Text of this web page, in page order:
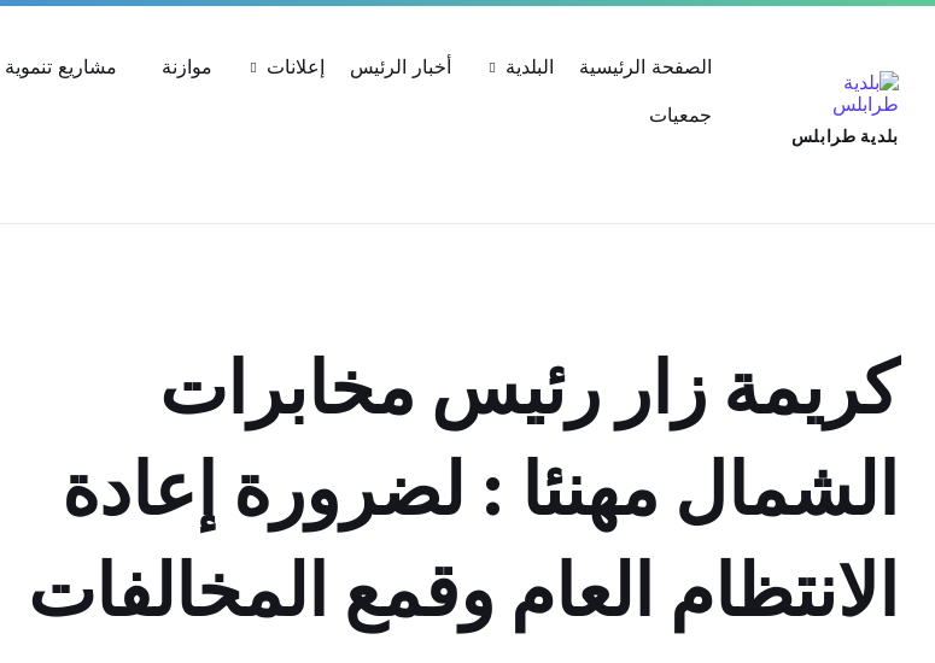
Skip
Skip
navigation
Skip
بلدية طرابلس
الصفحة الرئيسية البلدية أخبار الرئيس إعلانات موازنة مشاريع تنموية
جمعيات
كريمة زار رئيس مخابرات
الشمال مهنئا : لضرورة إعادة
الانتظام العام وقمع المخالفات